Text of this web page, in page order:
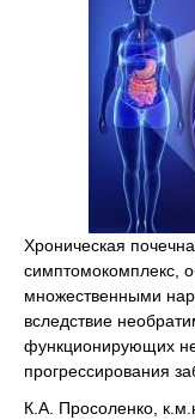
Хроническая
симптомокомплекс,
множественными
вследствие
функционирующих
прогрессирования
К.А. Просоленко,